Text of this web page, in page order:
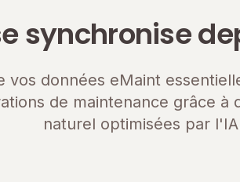
synchronise
vos données eMaint
de maintenance grâce à
naturel optimisées par